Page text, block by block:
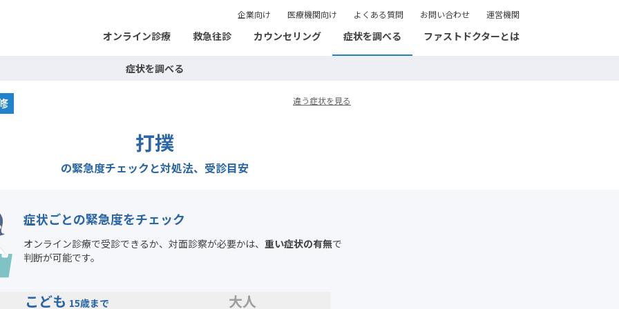
企業向け 医療機関向け よくある質問 お問い合わせ 運営機関
オンライン診療 救急往診 カウンセリング 症状を調べる ファストドクターとは
症状を調べる
違う症状を見る
打撲
の緊急度チェックと対処法、受診目安
症状ごとの緊急度をチェック
オンライン診療で受診できるか、対面診察が必要かは、 重い症状の有無で
判断が可能です。
こども 15歳まで 大人